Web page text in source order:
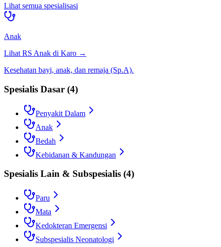
Lihat semua spesialisasi
Anak
Lihat RS Anak di Karo →
Kesehatan bayi, anak, dan remaja (Sp.A).
Spesialis Dasar (4)
Penyakit Dalam
Anak
Bedah
Kebidanan & Kandungan
Spesialis Lain & Subspesialis (4)
Paru
Mata
Kedokteran Emergensi
Subspesialis Neonatologi